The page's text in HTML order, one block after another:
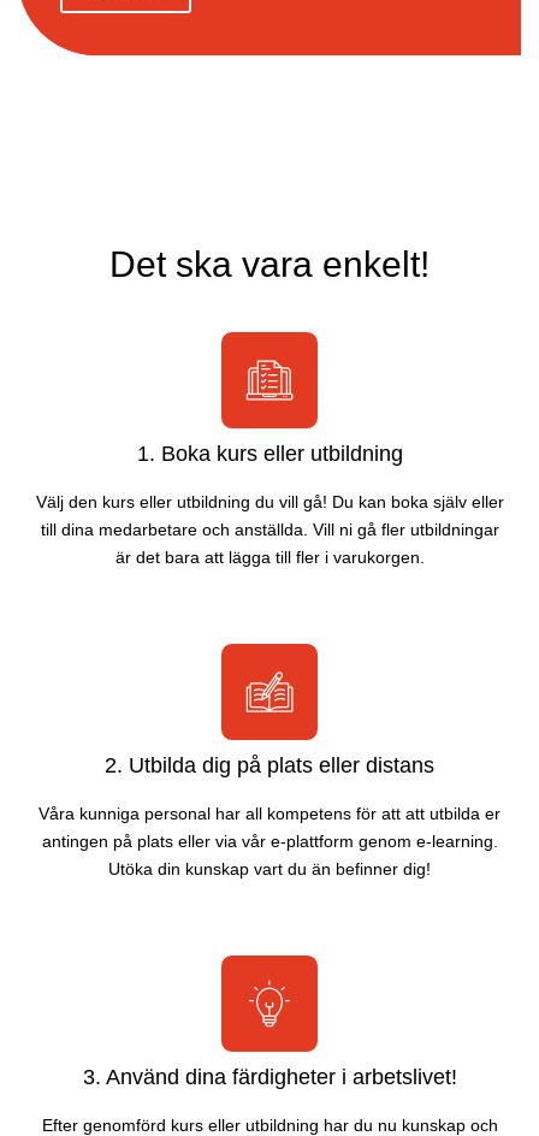
Det ska vara enkelt!
1. Boka kurs eller utbildning
Välj den kurs eller utbildning du vill gå! Du kan boka själv eller
till dina medarbetare och anställda. Vill ni gå fler utbildningar
är det bara att lägga till fler i varukorgen.
2. Utbilda dig på plats eller distans
Våra kunniga personal har all kompetens för att att utbilda er
antingen på plats eller via vår e-plattform genom e-learning.
Utöka din kunskap vart du än befinner dig!
3. Använd dina färdigheter i arbetslivet!
Efter genomförd kurs eller utbildning har du nu kunskap och